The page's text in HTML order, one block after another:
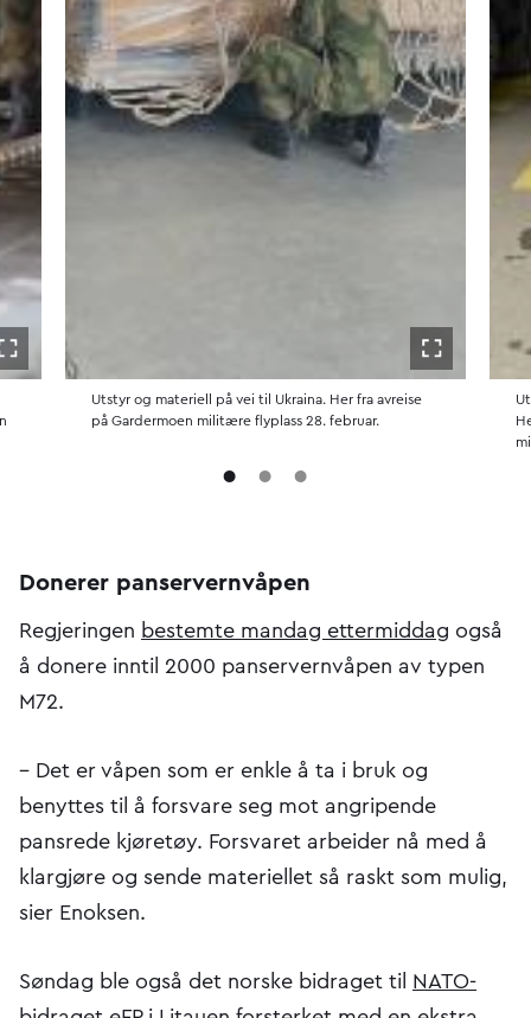
Åpne i fullskjerm Åpne i
Utstyr og materiell på vei til Ukraina. Her fra avreise
på Gardermoen militære flyplass 28. februar.
Donerer panservernvåpen
Regjeringen bestemte mandag ettermiddag også
å donere inntil 2000 panservernvåpen av typen
M72.
– Det er våpen som er enkle å ta i bruk og
benyttes til å forsvare seg mot angripende
pansrede kjøretøy. Forsvaret arbeider nå med å
klargjøre og sende materiellet så raskt som mulig,
sier Enoksen.
Søndag ble også det norske bidraget til NATO-